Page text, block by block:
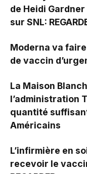
de Heidi
sur SNL:
Moderna va
de vaccin
La Maison
l’administration
quantité
Américains
L’infirmière en
recevoir le